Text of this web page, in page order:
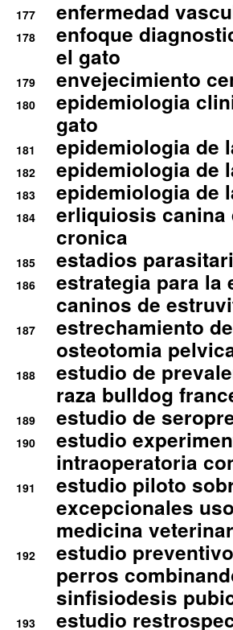
177 enfermedad
178
enfoque
el gato
179 envejecimiento
180
epidemiologia
gato
181 epidemiologia de
182 epidemiologia de
183 epidemiologia de
184
erliquiosis canina
cronica
185 estadios
186
estrategia para
caninos de
187
estrechamiento
osteotomia
188
estudio de
raza bulldog
189 estudio de
190
estudio
intraoperatoria
191
estudio piloto
excepcionales
medicina
192
estudio
perros
sinfisiodesis
193
estudio